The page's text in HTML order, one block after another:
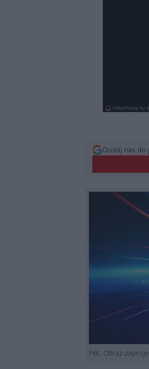
Dodaj nas do
Fot. Obraz